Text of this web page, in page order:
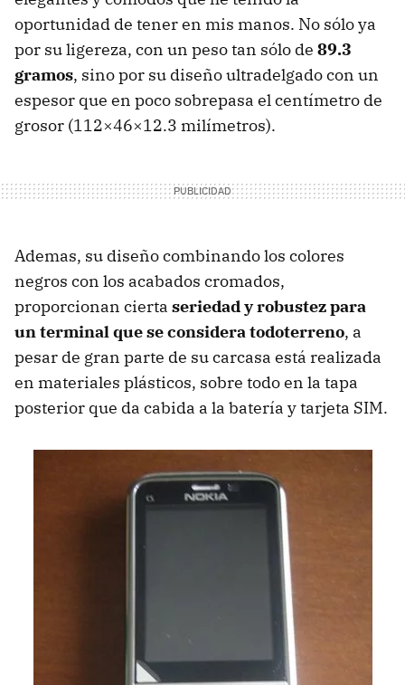
oportunidad de tener en mis manos. No sólo ya
por su ligereza, con un peso tan sólo de 89.3
gramos, sino por su diseño ultradelgado con un
espesor que en poco sobrepasa el centímetro de
grosor (112×46×12.3 milímetros).
Ademas, su diseño combinando los colores
negros con los acabados cromados,
proporcionan cierta seriedad y robustez para
un terminal que se considera todoterreno, a
pesar de gran parte de su carcasa está realizada
en materiales plásticos, sobre todo en la tapa
posterior que da cabida a la batería y tarjeta SIM.